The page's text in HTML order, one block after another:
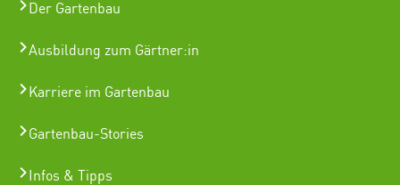
Der Gartenbau
Ausbildung zum Gärtner:in
Karriere im Gartenbau
Gartenbau-Stories
Infos & Tipps